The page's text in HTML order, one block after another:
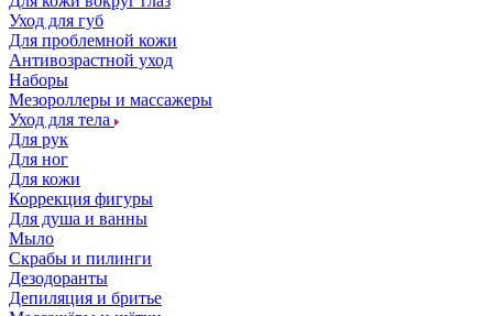
Уход для губ
Для проблемной кожи
Антивозрастной уход
Наборы
Мезороллеры и массажеры
Уход для тела
Для рук
Для ног
Для кожи
Коррекция фигуры
Для душа и ванны
Мыло
Скрабы и пилинги
Дезодоранты
Депиляция и бритье